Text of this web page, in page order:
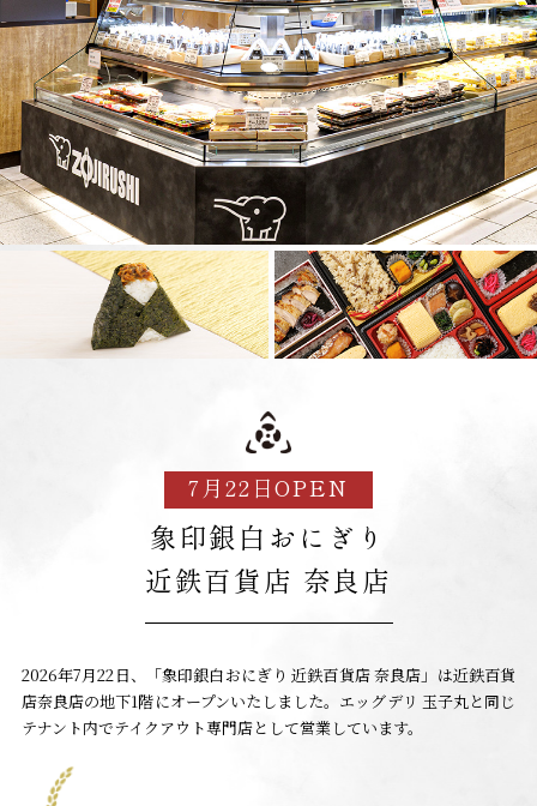
7月22日OPEN
象印銀白おにぎり
近鉄百貨店 奈良店
2026年7月22日、「象印銀白おにぎり 近鉄百貨店 奈良店」は近鉄百貨
店奈良店の地下1階にオープンいたしました。エッグデリ 玉子丸と同じ
テナント内でテイクアウト専門店として営業しています。